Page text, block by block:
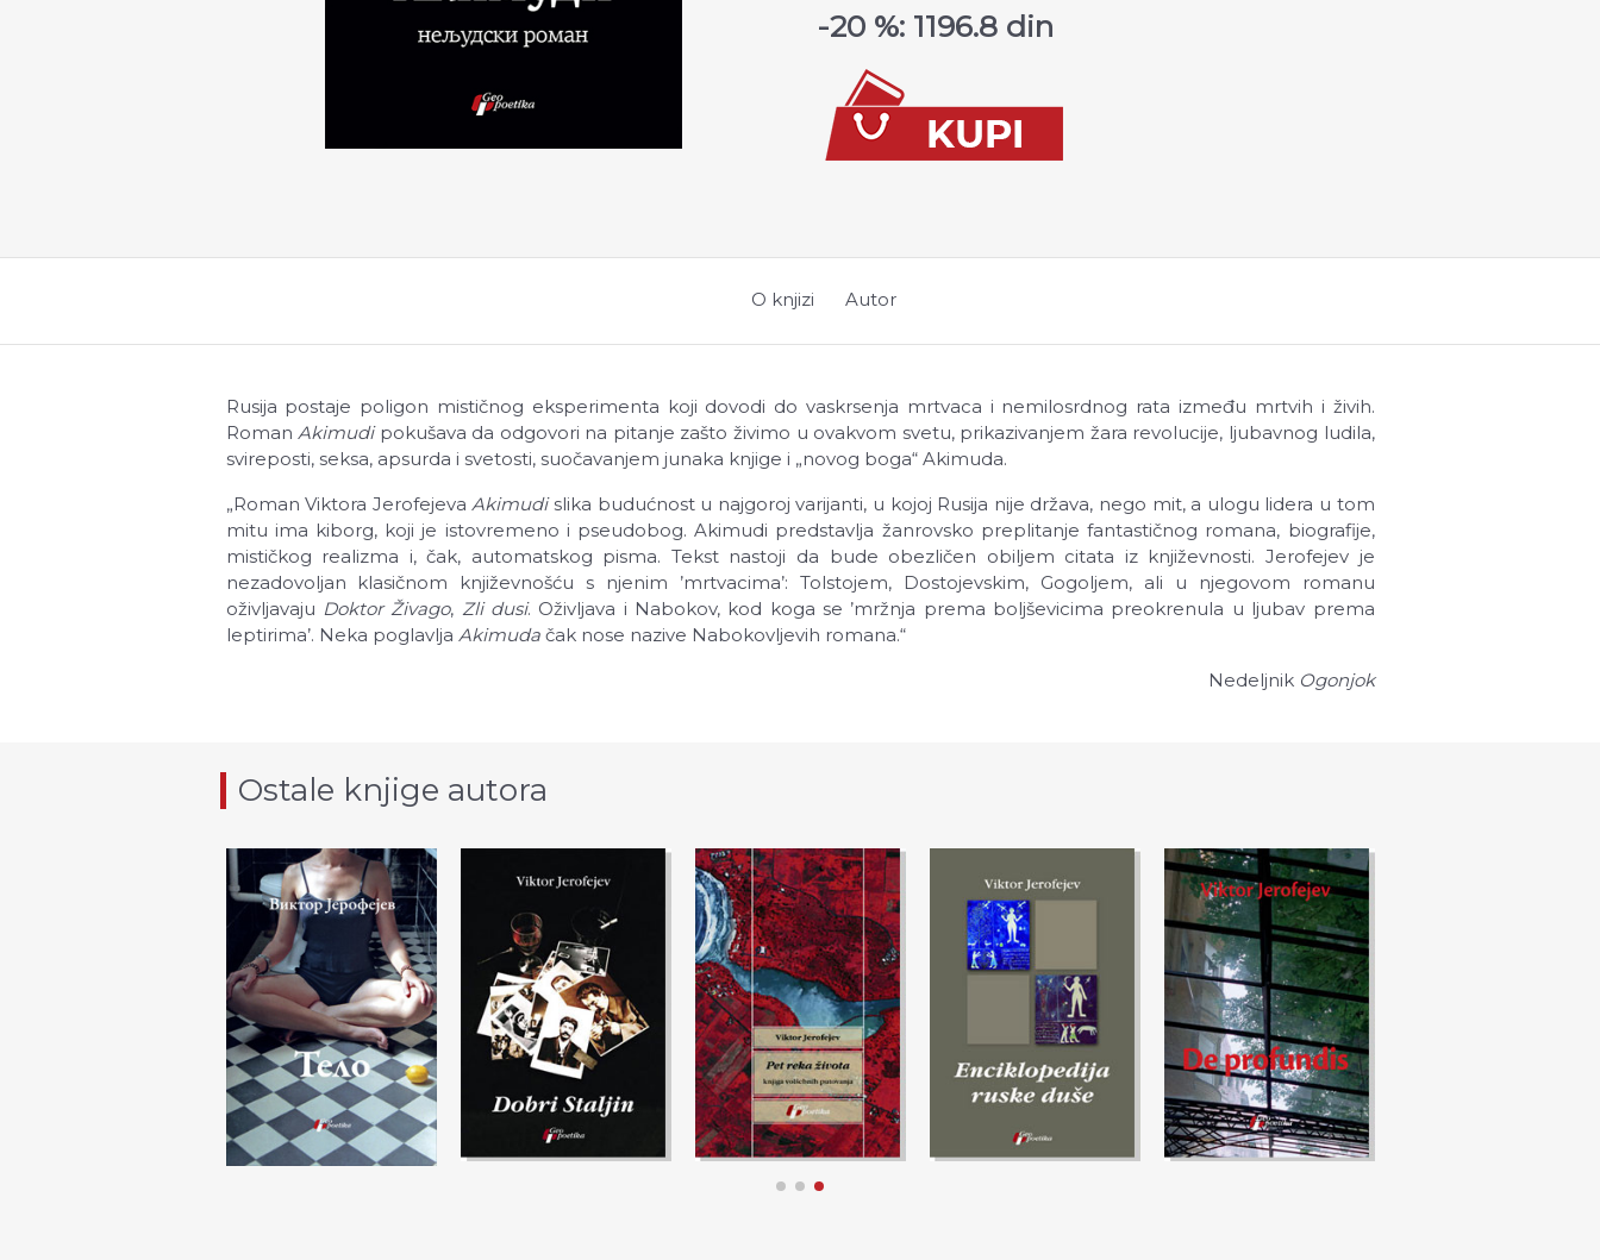
-20 %: 1196.8 din
O knjizi Autor
Rusija postaje poligon mističnog eksperimenta koji dovodi do vaskrsenja mrtvaca i nemilosrdnog rata između mrtvih i živih.
RomanAkimudi pokušava da odgovori na pitanje zašto živimo u ovakvom svetu, prikazivanjem žara revolucije, ljubavnog ludila,
svireposti, seksa, apsurda i svetosti, suočavanjem junaka knjige i „novog boga“ Akimuda.
„Roman Viktora JerofejevaAkimudislika budućnost u najgoroj varijanti, u kojoj Rusija nije država, nego mit, a ulogu lidera u tom
mitu ima kiborg, koji je istovremeno i pseudobog. Akimudi predstavlja žanrovsko preplitanje fantastičnog romana, biografije,
mističkog realizma i, čak, automatskog pisma. Tekst nastoji da bude obezličen obiljem citata iz književnosti. Jerofejev je
nezadovoljan klasičnom književnošću s njenim ’mrtvacima’: Tolstojem, Dostojevskim, Gogoljem, ali u njegovom romanu
oživljavaju Doktor Živago, Zli dusi. Oživljava i Nabokov, kod koga se ’mržnja prema boljševicima preokrenula u ljubav prema
leptirima’. Neka poglavlja Akimuda čak nose nazive Nabokovljevih romana.“
Nedeljnik Ogonjok
Ostale knjige autora